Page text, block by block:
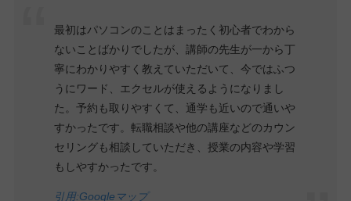
最初はパソコンのことはまったく初心者でわから
ないことばかりでしたが、講師の先生が一から丁
寧にわかりやすく教えていただいて、今ではふつ
うにワード、エクセルが使えるようになりまし
た。予約も取りやすくて、通学も近いので通いや
すかったです。転職相談や他の講座などのカウン
セリングも相談していただき、授業の内容や学習
もしやすかったです。
引用:Googleマップ